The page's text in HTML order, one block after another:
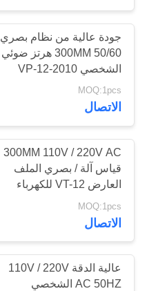
مراقبة
الجودة
اتصل
اطلب
اقتباس
خريطة
الموقع
PRIVACY
جودة عالية من نظام بصري
300MM 50/60 هرتز ضوئي
الشخصي VP-12-2010
MOQ:1pcs
الاتصال
300MM 110V / 220V AC
قياس آلة / بصري الملف
العارض VT-12 للكهرباء
MOQ:1pcs
الاتصال
عالية الدقة 110V / 220V
AC 50HZ الشخصي